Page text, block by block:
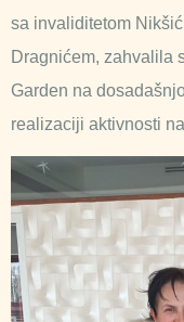
sa invaliditetom
Dragnićem, zahvalila
Garden na
realizaciji aktivnosti